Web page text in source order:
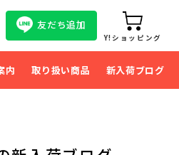
友だち追加
Y!ショッピング
内 取り扱い商品 新入荷ブログ